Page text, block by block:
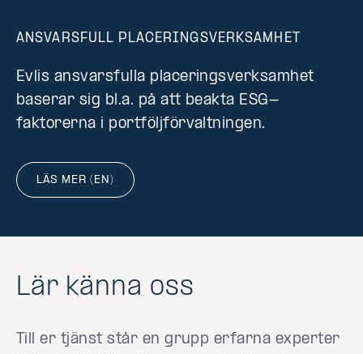
ANSVARSFULL PLACERINGSVERKSAMHET
Evlis ansvarsfulla placeringsverksamhet
baserar sig bl.a. på att beakta ESG-
faktorerna i portföljförvaltningen.
LÄS MER (EN)
Lär känna oss
Till er tjänst står en grupp erfarna experter